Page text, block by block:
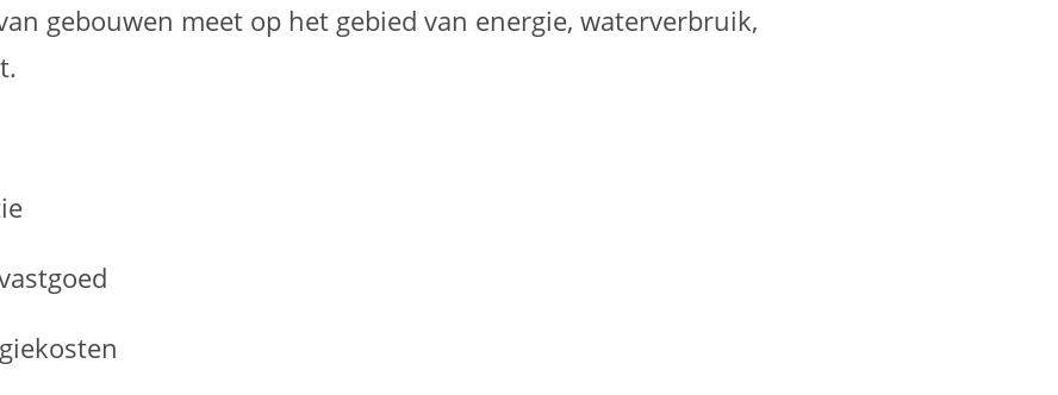
gebouwen meet op het gebied van energie, waterverbruik,